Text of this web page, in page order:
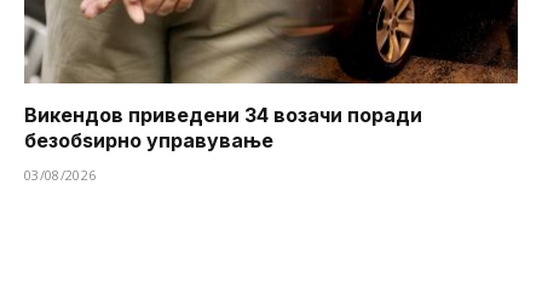
Викендов приведени 34 возачи поради
безобѕирно управување
03/08/2026